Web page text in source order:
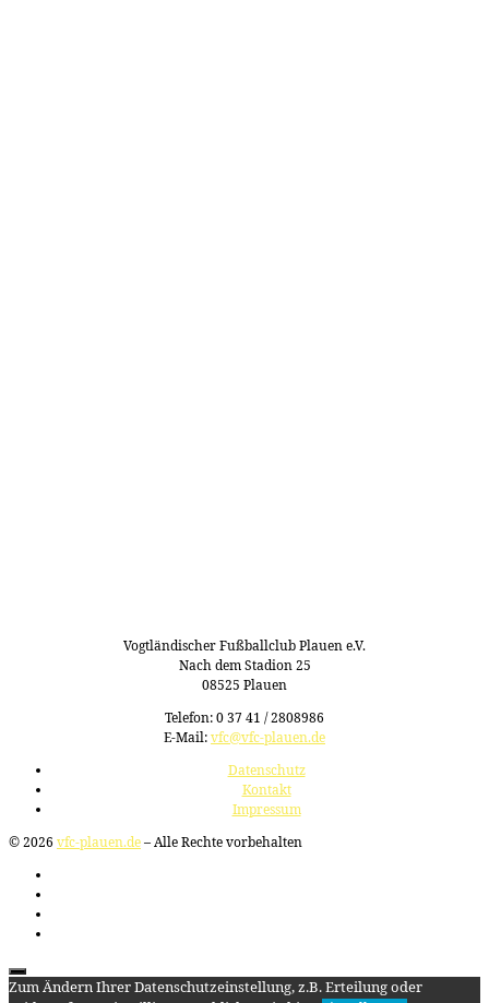
Vogtländischer Fußballclub Plauen e.V.
Nach dem Stadion 25
08525 Plauen
Telefon: 0 37 41 / 2808986
E-Mail:vfc@vfc-plauen.de
Datenschutz
Kontakt
Impressum
© 2026 vfc-plauen.de– Alle Rechte vorbehalten
Zum Ändern Ihrer Datenschutzeinstellung, z.B. Erteilung oder